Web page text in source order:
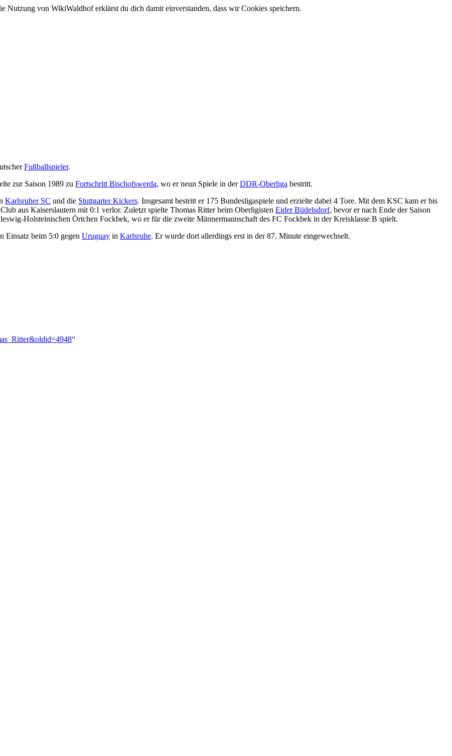
von WikiWaldhof erklärst du dich damit einverstanden, dass wir Cookies speichern.
Fußballspieler.
zur Saison 1989 zu Fortschritt Bischofswerda, wo er neun Spiele in derDDR-Oberliga bestritt.
Karlsruher SC und die Stuttgarter Kickers. Insgesamt bestritt er 175 Bundesligaspiele und erzielte dabei 4 Tore. Mit dem KSC kam er bis
aus Kaiserslautern mit 0:1 verlor. Zuletzt spielte Thomas Ritter beim Oberligisten Eider Büdelsdorf, bevor er nach Ende der Saison
Holsteinischen Örtchen Fockbek, wo er für die zweite Männermannschaft des FC Fockbek in der Kreisklasse B spielt.
Einsatz beim 5:0 gegen Uruguay in Karlsruhe. Er wurde dort allerdings erst in der 87. Minute eingewechselt.
“